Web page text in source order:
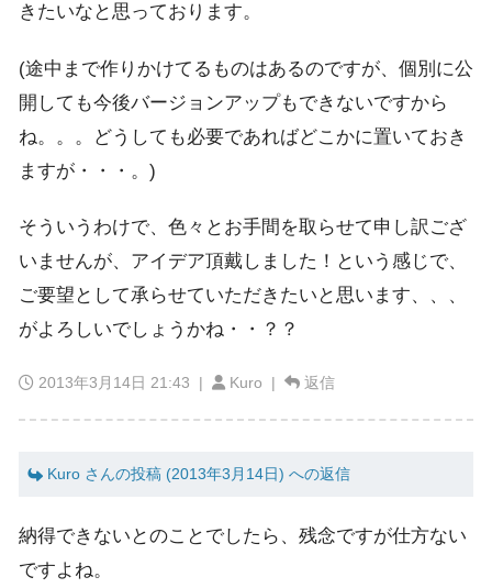
きたいなと思っております。
(途中まで作りかけてるものはあるのですが、個別に公
開しても今後バージョンアップもできないですから
ね。。。どうしても必要であればどこかに置いておき
ますが・・・。)
そういうわけで、色々とお手間を取らせて申し訳ござ
いませんが、アイデア頂戴しました！という感じで、
ご要望として承らせていただきたいと思います、、、
がよろしいでしょうかね・・？？
2013年3月14日 21:43 | Kuro | 返信
Kuro さんの投稿 (2013年3月14日) への返信
納得できないとのことでしたら、残念ですが仕方ない
ですよね。